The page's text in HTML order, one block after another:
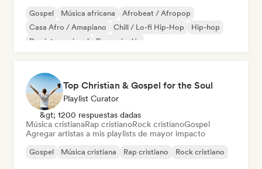
Gospel Música africana
Afrobeat / Afropop
Casa Afro / Amapiano
Chill / Lo-fi Hip-Hop
Hip-hop
Rap internacional
Rap en inglés
Top Christian & Gospel for the Soul
Playlist Curator
&gt; 1200 respuestas dadas
Música cristianaRap cristianoRock cristianoGospel
Agregar artistas a mis playlists de mayor impacto
Gospel Música cristiana Rap cristiano Rock cristiano